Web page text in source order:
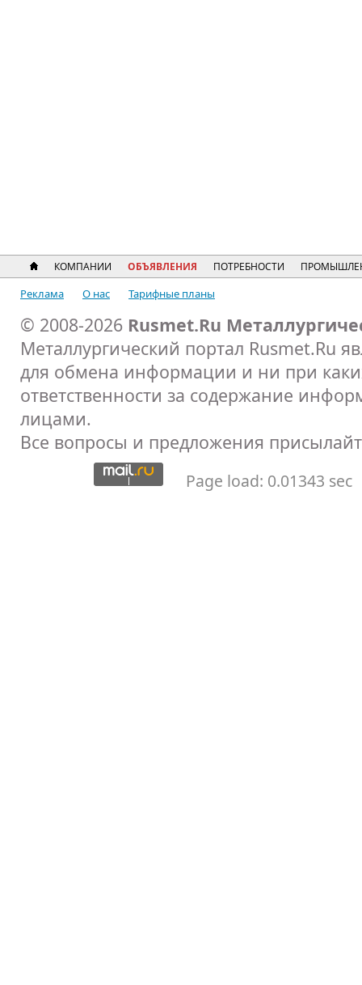
КОМПАНИИ ОБЪЯВЛЕНИЯ ПОТРЕБНОСТИ
Реклама О нас Тарифные планы
© 2008-2026 Rusmet.Ru
Металлургический портал Rusmet.Ru
для обмена информации и ни при
ответственности за содержание
лицами.
Все вопросы и предложения
Page load: 0.01343 sec